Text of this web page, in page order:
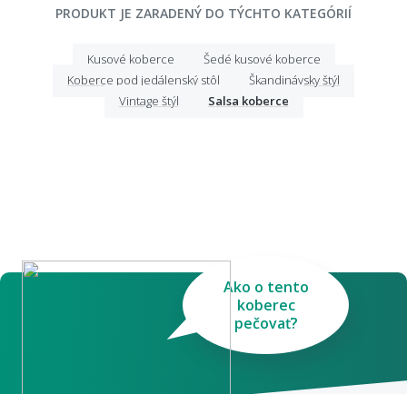
PRODUKT JE ZARADENÝ DO TÝCHTO KATEGÓRIÍ
Kusové koberce
Šedé kusové koberce
Koberce pod jedálenský stôl
Škandinávsky štýl
Vintage štýl
Salsa koberce
Ako o tento
koberec
pečovať?